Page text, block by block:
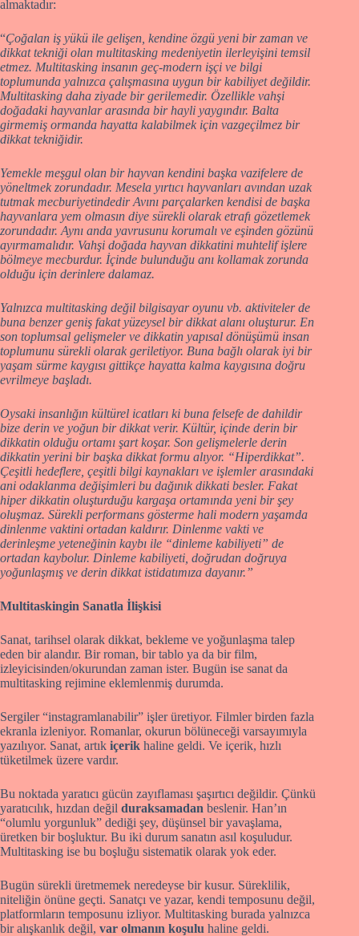
almaktadır:
“Çoğalan iş yükü ile gelişen, kendine özgü yeni bir zaman ve
dikkat tekniği olan multitasking medeniyetin ilerleyişini temsil
etmez. Multitasking insanın geç-modern işçi ve bilgi
toplumunda yalnızca çalışmasına uygun bir kabiliyet değildir.
Multitasking daha ziyade bir gerilemedir. Özellikle vahşi
doğadaki hayvanlar arasında bir hayli yaygındır. Balta
girmemiş ormanda hayatta kalabilmek için vazgeçilmez bir
dikkat tekniğidir.
Yemekle meşgul olan bir hayvan kendini başka vazifelere de
yöneltmek zorundadır. Mesela yırtıcı hayvanları avından uzak
tutmak mecburiyetindedir Avını parçalarken kendisi de başka
hayvanlara yem olmasın diye sürekli olarak etrafı gözetlemek
zorundadır. Aynı anda yavrusunu korumalı ve eşinden gözünü
ayırmamalıdır. Vahşi doğada hayvan dikkatini muhtelif işlere
bölmeye mecburdur. İçinde bulunduğu anı kollamak zorunda
olduğu için derinlere dalamaz.
Yalnızca multitasking değil bilgisayar oyunu vb. aktiviteler de
buna benzer geniş fakat yüzeysel bir dikkat alanı oluşturur. En
son toplumsal gelişmeler ve dikkatin yapısal dönüşümü insan
toplumunu sürekli olarak geriletiyor. Buna bağlı olarak iyi bir
yaşam sürme kaygısı gittikçe hayatta kalma kaygısına doğru
evrilmeye başladı.
Oysaki insanlığın kültürel icatları ki buna felsefe de dahildir
bize derin ve yoğun bir dikkat verir. Kültür, içinde derin bir
dikkatin olduğu ortamı şart koşar. Son gelişmelerle derin
dikkatin yerini bir başka dikkat formu alıyor. “Hiperdikkat”.
Çeşitli hedeflere, çeşitli bilgi kaynakları ve işlemler arasındaki
ani odaklanma değişimleri bu dağınık dikkati besler. Fakat
hiper dikkatin oluşturduğu kargaşa ortamında yeni bir şey
oluşmaz. Sürekli performans gösterme hali modern yaşamda
dinlenme vaktini ortadan kaldırır. Dinlenme vakti ve
derinleşme yeteneğinin kaybı ile “dinleme kabiliyeti” de
ortadan kaybolur. Dinleme kabiliyeti, doğrudan doğruya
yoğunlaşmış ve derin dikkat istidatımıza dayanır.”
Multitaskingin Sanatla İlişkisi
Sanat, tarihsel olarak dikkat, bekleme ve yoğunlaşma talep
eden bir alandır. Bir roman, bir tablo ya da bir film,
izleyicisinden/okurundan zaman ister. Bugün ise sanat da
multitasking rejimine eklemlenmiş durumda.
Sergiler “instagramlanabilir” işler üretiyor. Filmler birden fazla
ekranla izleniyor. Romanlar, okurun bölüneceği varsayımıyla
yazılıyor. Sanat, artık içerik haline geldi. Ve içerik, hızlı
tüketilmek üzere vardır.
Bu noktada yaratıcı gücün zayıflaması şaşırtıcı değildir. Çünkü
yaratıcılık, hızdan değil duraksamadan beslenir. Han’ın
“olumlu yorgunluk” dediği şey, düşünsel bir yavaşlama,
üretken bir boşluktur. Bu iki durum sanatın asıl koşuludur.
Multitasking ise bu boşluğu sistematik olarak yok eder.
Bugün sürekli üretmemek neredeyse bir kusur. Süreklilik,
niteliğin önüne geçti. Sanatçı ve yazar, kendi temposunu değil,
platformların temposunu izliyor. Multitasking burada yalnızca
bir alışkanlık değil, var olmanın koşulu haline geldi.